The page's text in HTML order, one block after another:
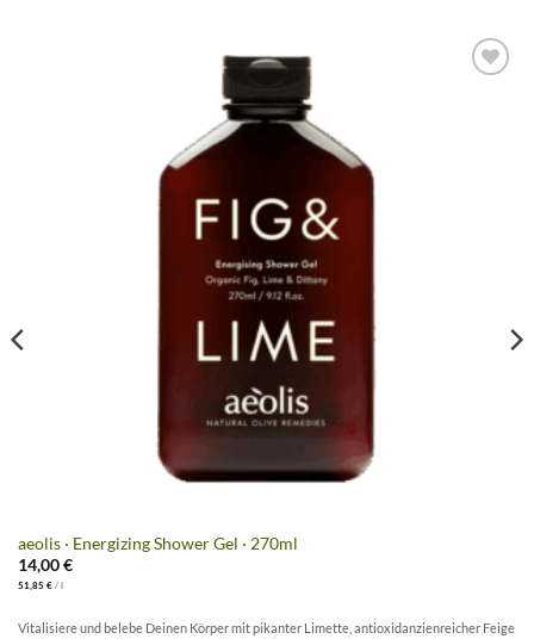
aeolis · Energizing Shower Gel · 270ml
14,00€
51,85 €/ l
Vitalisiere und belebe Deinen Körper mit pikanter Limette, antioxidanzienreicher Feige